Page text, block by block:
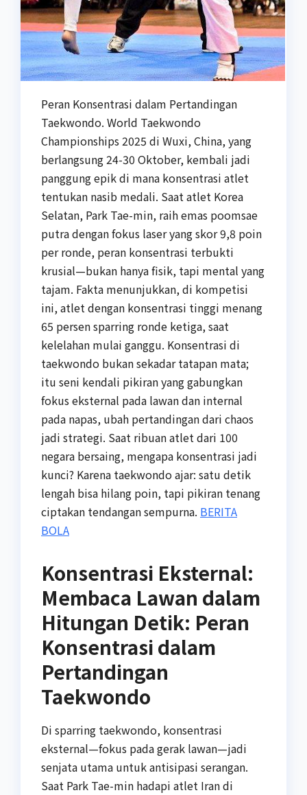
Peran Konsentrasi dalam Pertandingan
Taekwondo. World Taekwondo
Championships 2025 di Wuxi, China, yang
berlangsung 24-30 Oktober, kembali jadi
panggung epik di mana konsentrasi atlet
tentukan nasib medali. Saat atlet Korea
Selatan, Park Tae-min, raih emas poomsae
putra dengan fokus laser yang skor 9,8 poin
per ronde, peran konsentrasi terbukti
krusial—bukan hanya fisik, tapi mental yang
tajam. Fakta menunjukkan, di kompetisi
ini, atlet dengan konsentrasi tinggi menang
65 persen sparring ronde ketiga, saat
kelelahan mulai ganggu. Konsentrasi di
taekwondo bukan sekadar tatapan mata;
itu seni kendali pikiran yang gabungkan
fokus eksternal pada lawan dan internal
pada napas, ubah pertandingan dari chaos
jadi strategi. Saat ribuan atlet dari 100
negara bersaing, mengapa konsentrasi jadi
kunci? Karena taekwondo ajar: satu detik
lengah bisa hilang poin, tapi pikiran tenang
ciptakan tendangan sempurna. BERITA
BOLA
Konsentrasi Eksternal:
Membaca Lawan dalam
Hitungan Detik: Peran
Konsentrasi dalam
Pertandingan
Taekwondo
Di sparring taekwondo, konsentrasi
eksternal—fokus pada gerak lawan—jadi
senjata utama untuk antisipasi serangan.
Saat Park Tae-min hadapi atlet Iran di